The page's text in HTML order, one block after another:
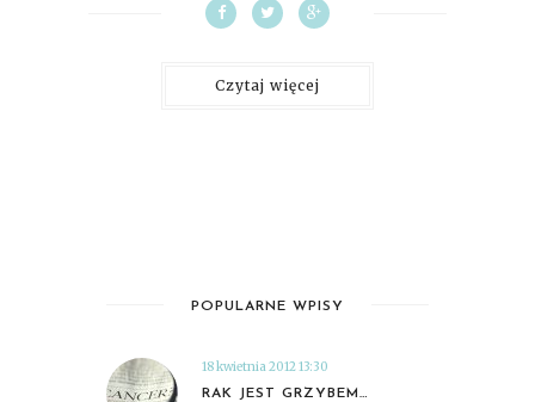
Czytaj więcej
POPULARNE WPISY
18 kwietnia 2012 13:30
RAK JEST GRZYBEM…